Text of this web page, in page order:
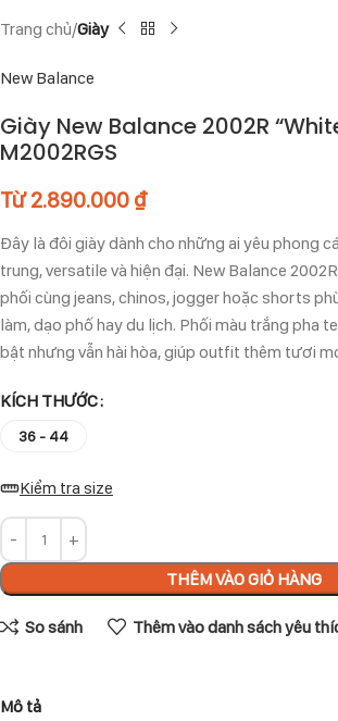
Trang chủ Giày
New Balance
Giày New Balance 2002R
M2002RGS
Từ2.890.000 ₫
Đây là đôi giày dành cho những ai yêu phong
trung, versatile và hiện đại. New Balance
phối cùng jeans, chinos, jogger hoặc shorts
làm, dạo phố hay du lịch. Phối màu trắng pha
bật nhưng vẫn hài hòa, giúp outfit thêm tươi
KÍCH THƯỚC
36 - 44
Kiểm tra size
THÊM VÀO GIỎ HÀNG
So sánh Thêm vào danh sách yêu
Mô tả